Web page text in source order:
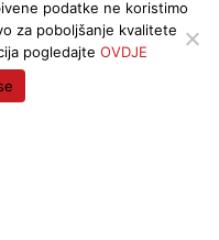
podatke ne koristimo
za poboljšanje kvalitete
pogledajte OVDJE